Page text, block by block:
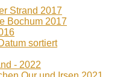
Strand 2017
Bochum 2017
sortiert
- 2022